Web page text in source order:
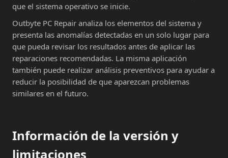
que el sistema operativo se inicie.
Outbyte PC Repair analiza los elementos del sistema y
presenta las anomalías detectadas en un solo lugar para
que pueda revisar los resultados antes de aplicar las
reparaciones recomendadas. La misma aplicación
también puede realizar análisis preventivos para ayudar a
reducir la posibilidad de que aparezcan problemas
similares en el futuro.
Información de la versión y
limitaciones